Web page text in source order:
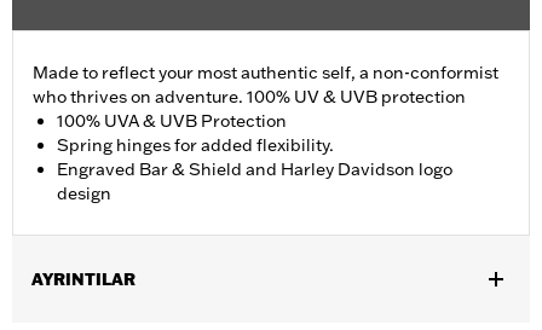
Made to reflect your most authentic self, a non-conformist
who thrives on adventure. 100% UV & UVB protection
100% UVA & UVB Protection
Spring hinges for added flexibility.
Engraved Bar & Shield and Harley Davidson logo
design
AYRINTILAR